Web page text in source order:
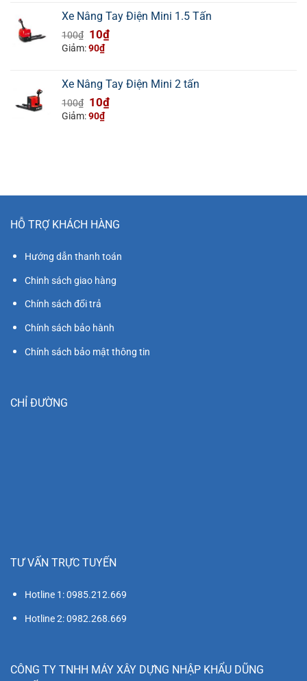
42.000.000₫. là:
37.000.000₫.
Xe Nâng Tay Điện Mini 1.5 Tấn
100₫ Giá
gốc
100₫.
10₫Giá
là:
10₫.
Giảm:90₫
Xe Nâng Tay Điện Mini 2 tấn
100₫ Giá
gốc
10₫Giá
Giảm:90₫
HỖ TRỢ KHÁCH HÀNG
Hướng dẫn thanh toán
Chinh sách giao hàng
Chính sách đổi trả
Chính sách bảo hành
Chính sách bảo mật thông tin
CHỈ ĐƯỜNG
TƯ VẤN TRỰC TUYẾN
Hotline 1: 0985.212.669
Hotline 2: 0982.268.669
CÔNG TY TNHH MÁY XÂY DỰNG NHẬP KHẨU DŨNG